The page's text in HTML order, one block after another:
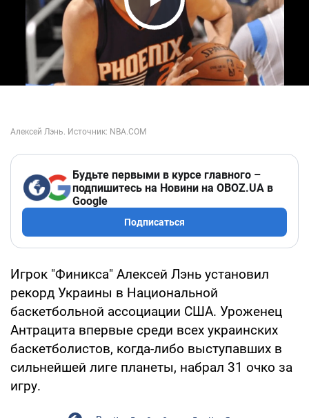
Play Video
Будьте первыми в курсе главного –
подпишитесь на Новини на OBOZ.UA в
Google
Подписаться
Игрок "Финикса" Алексей Лэнь установил
рекорд Украины в Национальной
баскетбольной ассоциации США. Уроженец
Антрацита впервые среди всех украинских
баскетболистов, когда-либо выступавших в
сильнейшей лиге планеты, набрал 31 очко за
игру.